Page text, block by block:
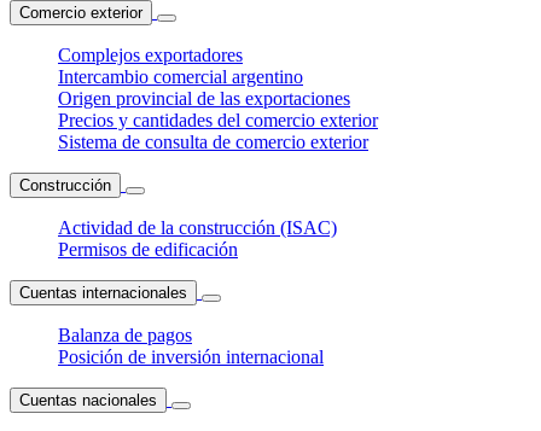
Comercio exterior
Complejos exportadores
Intercambio comercial argentino
Origen provincial de las exportaciones
Precios y cantidades del comercio exterior
Sistema de consulta de comercio exterior
Construcción
Actividad de la construcción (ISAC)
Permisos de edificación
Cuentas internacionales
Balanza de pagos
Posición de inversión internacional
Cuentas nacionales